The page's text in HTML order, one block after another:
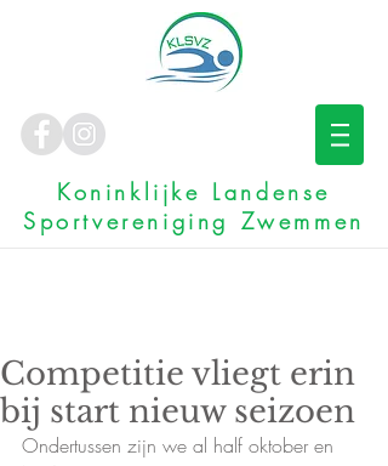
Koninklijke Landense
Sportvereniging Zwemmen
Competitie vliegt erin
bij start nieuw seizoen
Ondertussen zijn we al half oktober en